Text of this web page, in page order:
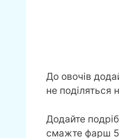
До овочів
не поділяться
Додайте
смажте фарш